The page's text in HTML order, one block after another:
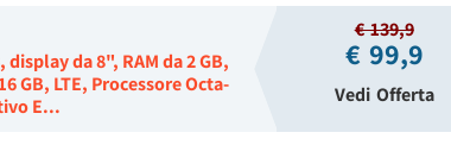
display da 8", RAM da 2 GB,
GB, LTE, Processore Octa-
E...
€ 139,9
€ 99,9
Vedi Offerta